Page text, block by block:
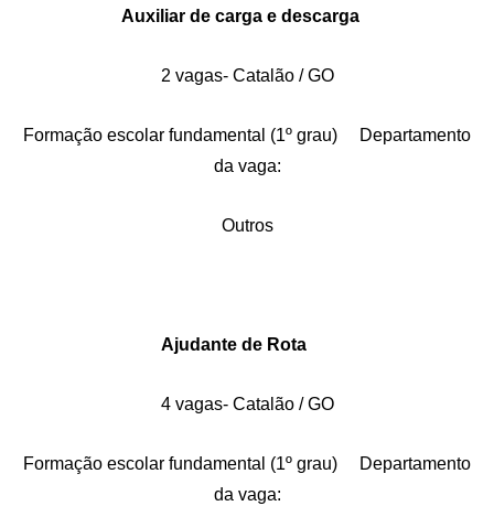
Auxiliar de carga e descarga
2 vagas- Catalão / GO
Formação escolar fundamental (1º grau) Departamento
da vaga:
Outros
Ajudante de Rota
4 vagas- Catalão / GO
Formação escolar fundamental (1º grau) Departamento
da vaga: